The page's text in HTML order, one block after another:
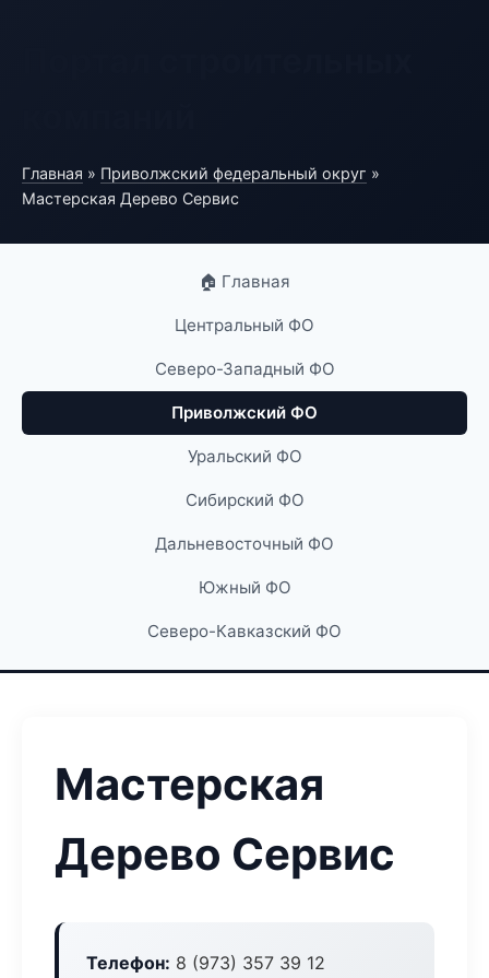
Главная » Приволжский федеральный округ »
Мастерская Дерево Сервис
🏠 Главная
Центральный ФО
Северо-Западный ФО
Приволжский ФО
Уральский ФО
Сибирский ФО
Дальневосточный ФО
Южный ФО
Северо-Кавказский ФО
Мастерская
Дерево Сервис
Телефон: 8 (973) 357 39 12